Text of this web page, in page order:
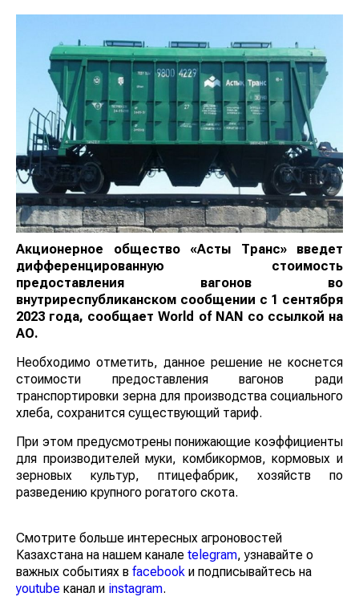
Акционерное общество «Астық Транс» введет
дифференцированную стоимость
предоставления вагонов во
внутриреспубликанском сообщении с 1 сентября
2023 года, сообщаетWorld of NAN со ссылкой на
АО.
Необходимо отметить, данное решение не коснется
стоимости предоставления вагонов ради
транспортировки зерна для производства социального
хлеба, сохранится существующий тариф.
При этом предусмотрены понижающие коэффициенты
для производителей муки, комбикормов, кормовых и
зерновых культур, птицефабрик, хозяйств по
разведению крупного рогатого скота.
Смотрите больше интересных агроновостей
Казахстана на нашем канале telegram, узнавайте о
важных событиях в facebook и подписывайтесь на
youtube канал и instagram.